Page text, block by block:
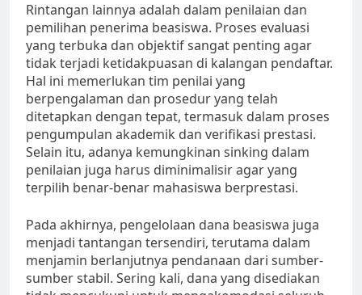
Rintangan lainnya adalah dalam penilaian dan
pemilihan penerima beasiswa. Proses evaluasi
yang terbuka dan objektif sangat penting agar
tidak terjadi ketidakpuasan di kalangan pendaftar.
Hal ini memerlukan tim penilai yang
berpengalaman dan prosedur yang telah
ditetapkan dengan tepat, termasuk dalam proses
pengumpulan akademik dan verifikasi prestasi.
Selain itu, adanya kemungkinan sinking dalam
penilaian juga harus diminimalisir agar yang
terpilih benar-benar mahasiswa berprestasi.
Pada akhirnya, pengelolaan dana beasiswa juga
menjadi tantangan tersendiri, terutama dalam
menjamin berlanjutnya pendanaan dari sumber-
sumber stabil. Sering kali, dana yang disediakan